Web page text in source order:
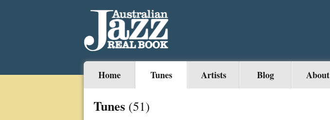
Home Tunes Artists Blog About
Tunes (51)